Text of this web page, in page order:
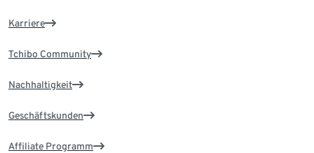
Karriere
Tchibo Community
Nachhaltigkeit
Geschäftskunden
Affiliate Programm